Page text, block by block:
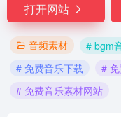
打开网站
音频素材 # bgm
# 免费音乐下载
#
# 免费音乐素材网站